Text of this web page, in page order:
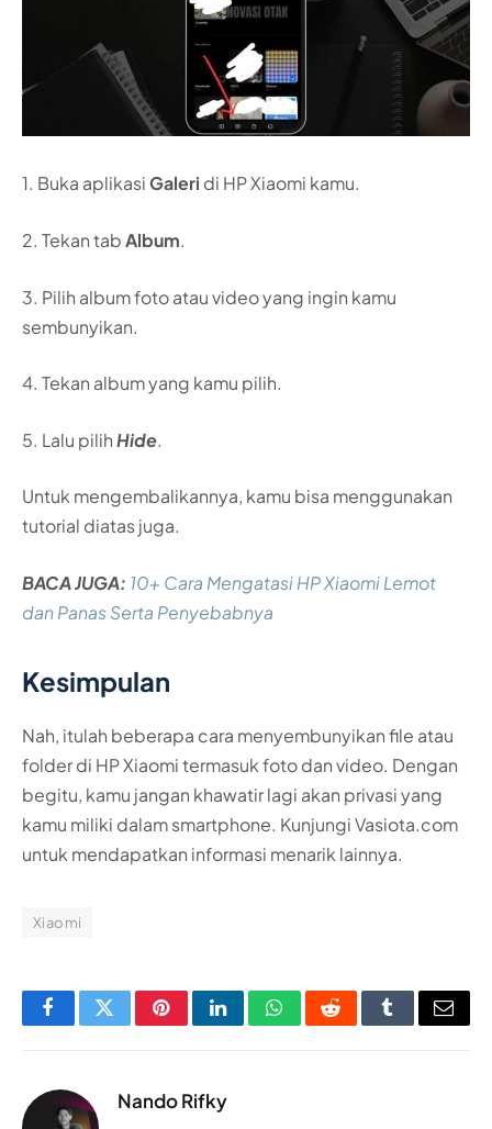
1. Buka aplikasiGaleri di HP Xiaomi kamu.
2. Tekan tabAlbum.
3. Pilih album foto atau video yang ingin kamu
sembunyikan.
4. Tekan album yang kamu pilih.
5. Lalu pilihHide.
Untuk mengembalikannya, kamu bisa menggunakan
tutorial diatas juga.
BACA JUGA: 10+ Cara Mengatasi HP Xiaomi Lemot
dan Panas Serta Penyebabnya
Kesimpulan
Nah, itulah beberapa cara menyembunyikan file atau
folder di HP Xiaomi termasuk foto dan video. Dengan
begitu, kamu jangan khawatir lagi akan privasi yang
kamu miliki dalam smartphone. Kunjungi Vasiota.com
untuk mendapatkan informasi menarik lainnya.
Xiaomi
FacebookTwitterPinterestLinkedInWhatsAppRedditTumblrEmail
Nando Rifky